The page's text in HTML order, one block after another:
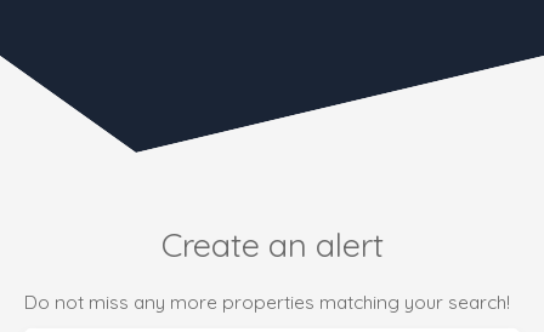
Create an alert
Do not miss any more properties matching your search!